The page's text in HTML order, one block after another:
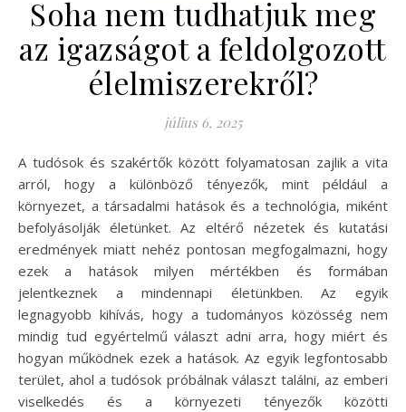
Soha nem tudhatjuk meg
az igazságot a feldolgozott
élelmiszerekről?
július 6, 2025
A tudósok és szakértők között folyamatosan zajlik a vita
arról, hogy a különböző tényezők, mint például a
környezet, a társadalmi hatások és a technológia, miként
befolyásolják életünket. Az eltérő nézetek és kutatási
eredmények miatt nehéz pontosan megfogalmazni, hogy
ezek a hatások milyen mértékben és formában
jelentkeznek a mindennapi életünkben. Az egyik
legnagyobb kihívás, hogy a tudományos közösség nem
mindig tud egyértelmű választ adni arra, hogy miért és
hogyan működnek ezek a hatások. Az egyik legfontosabb
terület, ahol a tudósok próbálnak választ találni, az emberi
viselkedés és a környezeti tényezők közötti